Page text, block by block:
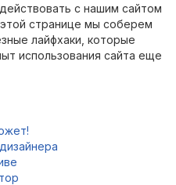
с нашим сайтом
странице мы соберем
лайфхаки, которые
использования сайта еще